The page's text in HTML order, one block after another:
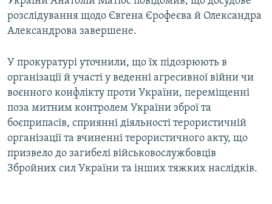
розслідування щодо Євгена Єрофеєва й Олександра
Александрова завершене.
У прокуратурі уточнили, що їх підозрюють в
організації й участі у веденні агресивної війни чи
воєнного конфлікту проти України, переміщенні
поза митним контролем України зброї та
боєприпасів, сприянні діяльності терористичній
організації та вчиненні терористичного акту, що
призвело до загибелі військовослужбовців
Збройних сил України та інших тяжких наслідків.